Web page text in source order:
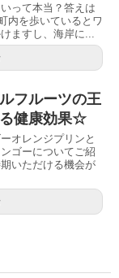
って本当？答えは
内を歩いているとワ
ますし、海岸に...
フルーツの王
健康効果☆
オレンジプリンと
ゴーについてご紹
いただける機会が